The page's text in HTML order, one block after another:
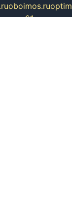
oboimos.ru
npa21.ru